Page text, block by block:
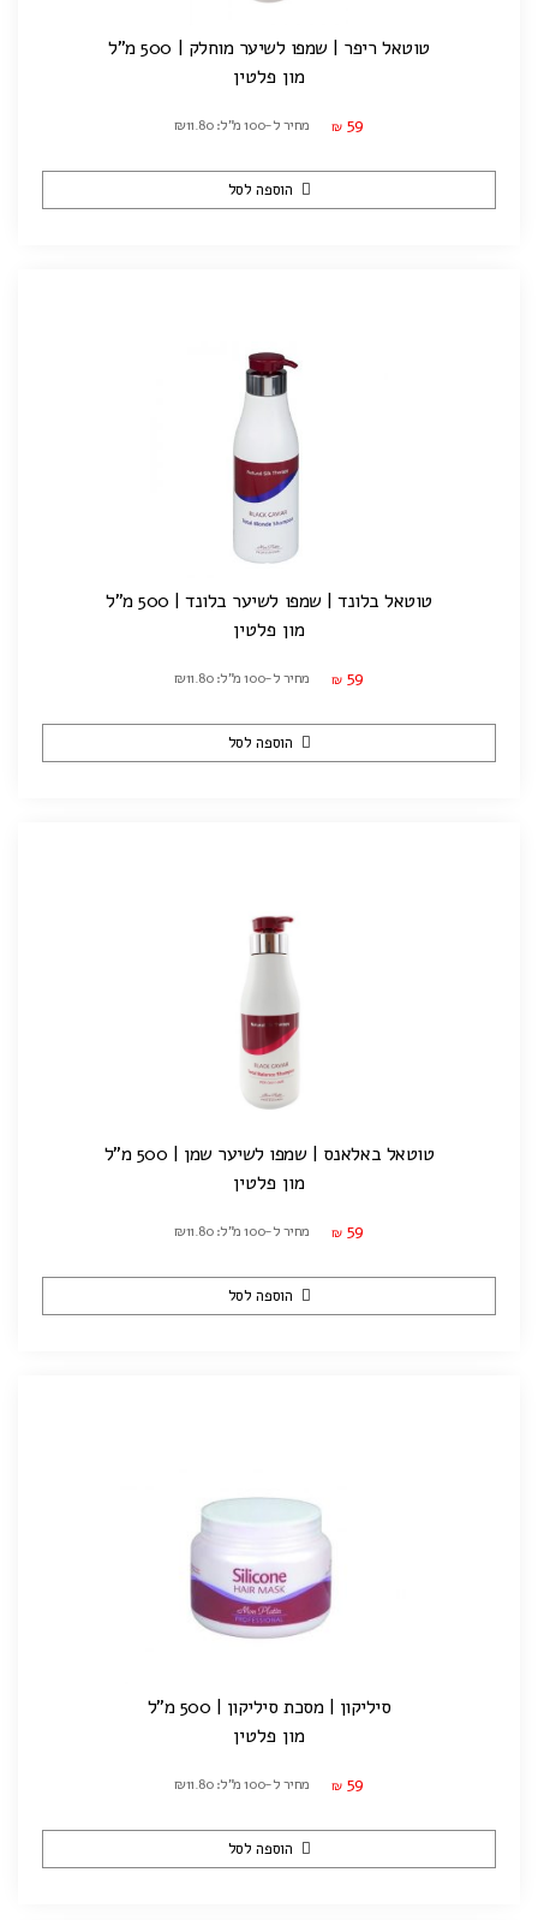
טוטאל ריפר | שמפו לשיער מוחלק | 500 מ"ל
מון פלטין
₪ 59 מחיר ל-100 מ"ל: ₪11.80
הוספה לסל
טוטאל בלונד | שמפו לשיער בלונד | 500 מ"ל
מון פלטין
₪ 59 מחיר ל-100 מ"ל: ₪11.80
הוספה לסל
טוטאל באלאנס | שמפו לשיער שמן | 500 מ"ל
מון פלטין
₪ 59 מחיר ל-100 מ"ל: ₪11.80
הוספה לסל
סיליקון | מסכת סיליקון | 500 מ"ל
מון פלטין
₪ 59 מחיר ל-100 מ"ל: ₪11.80
הוספה לסל